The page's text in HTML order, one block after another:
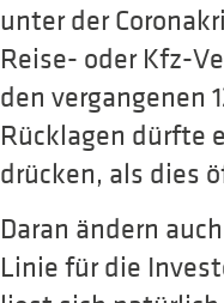
unter der
Reise- oder Kfz-
den vergangenen
Rücklagen dürfte
drücken, als dies
Daran ändern
Linie für die